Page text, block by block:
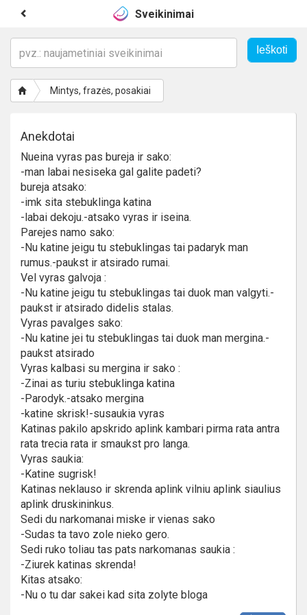
Sveikinimai
Mintys, frazės, posakiai
Anekdotai
Nueina vyras pas bureja ir sako:
-man labai nesiseka gal galite padeti?
bureja atsako:
-imk sita stebuklinga katina
-labai dekoju.-atsako vyras ir iseina.
Parejes namo sako:
-Nu katine jeigu tu stebuklingas tai padaryk man
rumus.-paukst ir atsirado rumai.
Vel vyras galvoja :
-Nu katine jeigu tu stebuklingas tai duok man valgyti.-
paukst ir atsirado didelis stalas.
Vyras pavalges sako:
-Nu katine jei tu stebuklingas tai duok man mergina.-
paukst atsirado
Vyras kalbasi su mergina ir sako :
-Zinai as turiu stebuklinga katina
-Parodyk.-atsako mergina
-katine skrisk!-susaukia vyras
Katinas pakilo apskrido aplink kambari pirma rata antra
rata trecia rata ir smaukst pro langa.
Vyras saukia:
-Katine sugrisk!
Katinas neklauso ir skrenda aplink vilniu aplink siaulius
aplink druskininkus.
Sedi du narkomanai miske ir vienas sako
-Sudas ta tavo zole nieko gero.
Sedi ruko toliau tas pats narkomanas saukia :
-Ziurek katinas skrenda!
Kitas atsako:
-Nu o tu dar sakei kad sita zolyte bloga